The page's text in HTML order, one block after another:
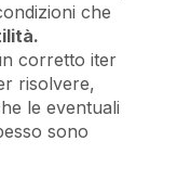
che
corretto iter
risolvere,
le eventuali
sono